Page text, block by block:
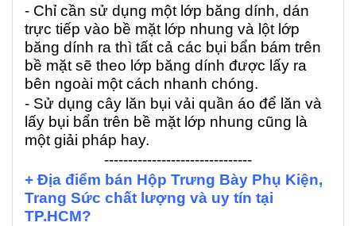
- Chỉ cần sử dụng một lớp băng dính, dán
trực tiếp vào bề mặt lớp nhung và lột lớp
băng dính ra thì tất cả các bụi bẩn bám trên
bề mặt sẽ theo lớp băng dính được lấy ra
bên ngoài một cách nhanh chóng.
- Sử dụng cây lăn bụi vải quần áo để lăn và
lấy bụi bẩn trên bề mặt lớp nhung cũng là
một giải pháp hay.
-------------------------------
+ Địa điểm bán Hộp Trưng Bày Phụ Kiện,
Trang Sức chất lượng và uy tín tại
TP.HCM?